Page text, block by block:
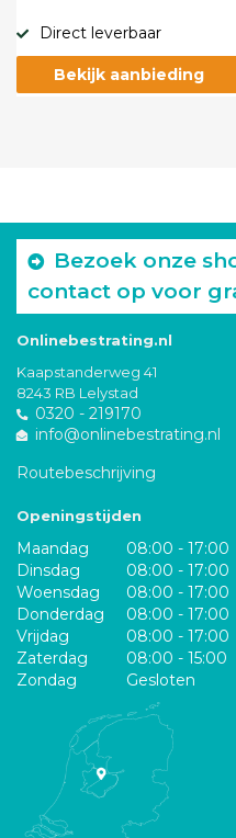
Direct leverbaar
Bekijk aanbieding
Bezoek onze
contact op voor
Onlinebestrating.nl
Kaapstanderweg 41
8243 RB Lelystad
0320 - 219170
info@onlinebestrating.nl
Routebeschrijving
Openingstijden
Maandag
08:00 - 17:00
Dinsdag
08:00 - 17:00
Woensdag
08:00 - 17:00
Donderdag
08:00 - 17:00
Vrijdag
08:00 - 17:00
Zaterdag
08:00 - 15:00
Zondag
Gesloten